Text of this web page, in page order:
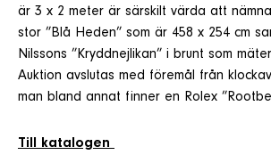
är 3 x 2 meter är särskilt värda att
stor ”Blå Heden” som är 458 x 254 cm
Nilssons ”Kryddnejlikan” i brunt som
Auktion avslutas med föremål från
man bland annat finner en Rolex
Till katalogen